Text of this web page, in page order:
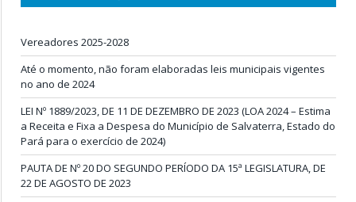
Vereadores 2025-2028
Até o momento, não foram elaboradas leis municipais vigentes
no ano de 2024
LEI Nº 1889/2023, DE 11 DE DEZEMBRO DE 2023 (LOA 2024 – Estima
a Receita e Fixa a Despesa do Município de Salvaterra, Estado do
Pará para o exercício de 2024)
PAUTA DE Nº 20 DO SEGUNDO PERÍODO DA 15ª LEGISLATURA, DE
22 DE AGOSTO DE 2023